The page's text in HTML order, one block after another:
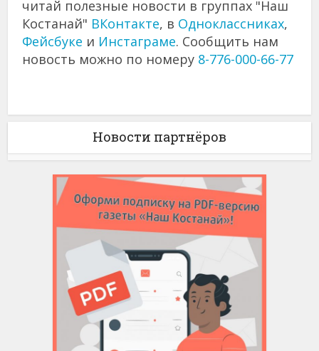
читай полезные новости в группах "Наш
Костанай" ВКонтакте, в Одноклассниках,
Фейсбуке и Инстаграме. Сообщить нам
новость можно по номеру 8-776-000-66-77
Новости партнёров